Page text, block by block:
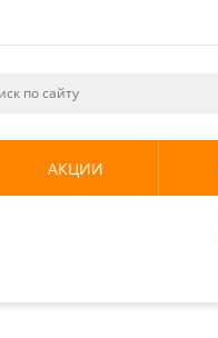
и
использования.
.
АКЦИИ
Радиатор